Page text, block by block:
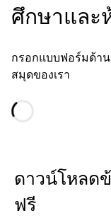
ศึกษาและ
กรอกแบบฟอร์มด้า
สมุดของเรา
ดาวน์โหลด
ฟรี